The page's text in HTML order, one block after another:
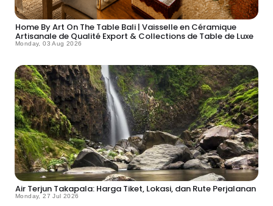
Home By Art On The Table Bali | Vaisselle en Céramique
Artisanale de Qualité Export & Collections de Table de Luxe
Monday, 03 Aug 2026
Air Terjun Takapala: Harga Tiket, Lokasi, dan Rute Perjalanan
Monday, 27 Jul 2026